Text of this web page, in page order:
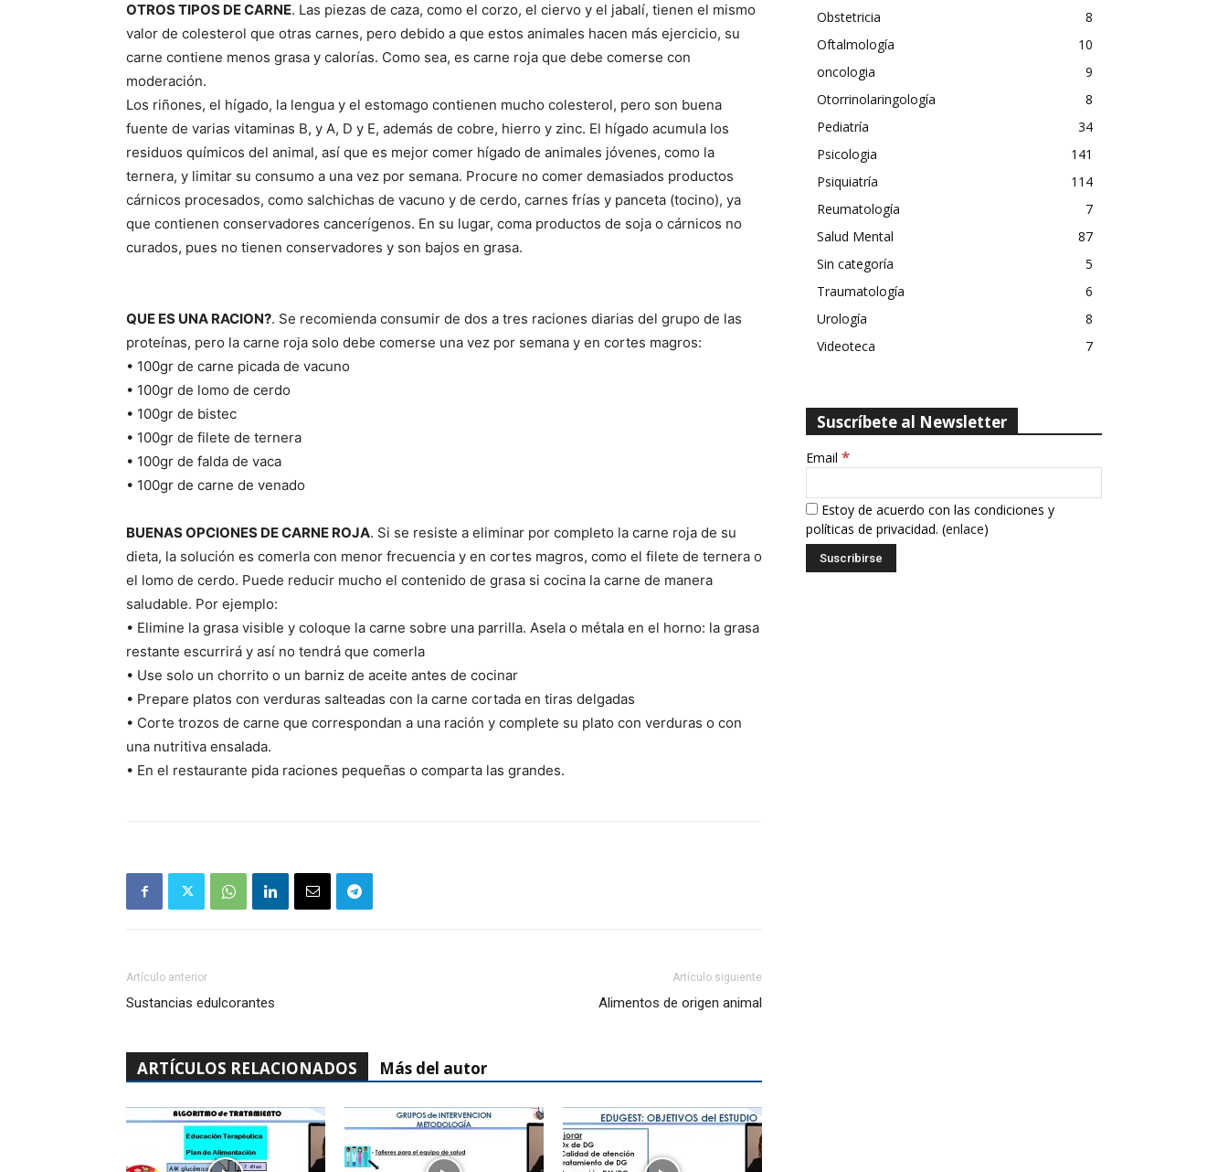
OTROS TIPOS DE CARNE. Las piezas de caza, como el corzo, el ciervo y el jabalí, tienen el mismo
valor de colesterol que otras carnes, pero debido a que estos animales hacen más ejercicio, su
carne contiene menos grasa y calorías. Como sea, es carne roja que debe comerse con
moderación.
Los riñones, el hígado, la lengua y el estomago contienen mucho colesterol, pero son buena
fuente de varias vitaminas B, y A, D y E, además de cobre, hierro y zinc. El hígado acumula los
residuos químicos del animal, así que es mejor comer hígado de animales jóvenes, como la
ternera, y limitar su consumo a una vez por semana. Procure no comer demasiados productos
cárnicos procesados, como salchichas de vacuno y de cerdo, carnes frías y panceta (tocino), ya
que contienen conservadores cancerígenos. En su lugar, coma productos de soja o cárnicos no
curados, pues no tienen conservadores y son bajos en grasa.
QUE ES UNA RACION?. Se recomienda consumir de dos a tres raciones diarias del grupo de las
proteínas, pero la carne roja solo debe comerse una vez por semana y en cortes magros:
• 100gr de carne picada de vacuno
• 100gr de lomo de cerdo
• 100gr de bistec
• 100gr de filete de ternera
• 100gr de falda de vaca
• 100gr de carne de venado
BUENAS OPCIONES DE CARNE ROJA. Si se resiste a eliminar por completo la carne roja de su
dieta, la solución es comerla con menor frecuencia y en cortes magros, como el filete de ternera o
el lomo de cerdo. Puede reducir mucho el contenido de grasa si cocina la carne de manera
saludable. Por ejemplo:
• Elimine la grasa visible y coloque la carne sobre una parrilla. Asela o métala en el horno: la grasa
restante escurrirá y así no tendrá que comerla
• Use solo un chorrito o un barniz de aceite antes de cocinar
• Prepare platos con verduras salteadas con la carne cortada en tiras delgadas
• Corte trozos de carne que correspondan a una ración y complete su plato con verduras o con
una nutritiva ensalada.
• En el restaurante pida raciones pequeñas o comparta las grandes.
Artículo anterior
Sustancias edulcorantes
Artículo siguiente
Alimentos de origen animal
ARTÍCULOS RELACIONADOS Más del autor
Obstetricia
8
Oftalmología
10
oncologia
9
Otorrinolaringología
8
Pediatría
34
Psicologia
141
Psiquiatría
114
Reumatología
7
Salud Mental
87
Sin categoría
5
Traumatología
6
Urología
8
Videoteca
7
Suscríbete al Newsletter
Email *
Estoy de acuerdo con las condiciones y
políticas de privacidad. (enlace)